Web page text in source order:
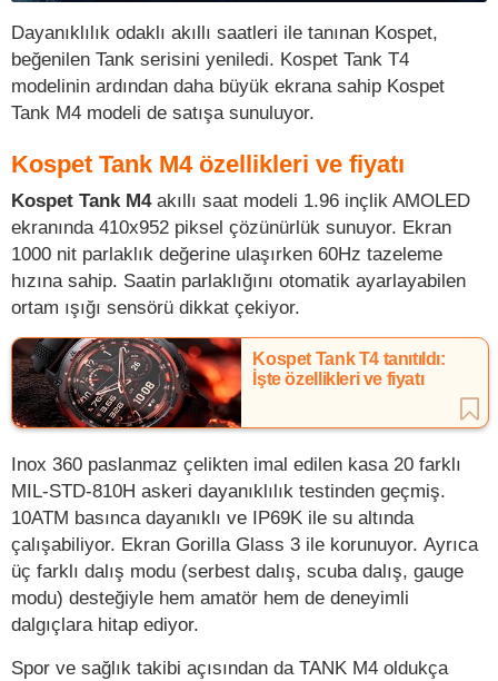
Dayanıklılık odaklı akıllı saatleri ile tanınan Kospet,
beğenilen Tank serisini yeniledi. Kospet Tank T4
modelinin ardından daha büyük ekrana sahip Kospet
Tank M4 modeli de satışa sunuluyor.
Kospet Tank M4 özellikleri ve fiyatı
Kospet Tank M4akıllı saat modeli 1.96 inçlik AMOLED
ekranında 410x952 piksel çözünürlük sunuyor. Ekran
1000 nit parlaklık değerine ulaşırken 60Hz tazeleme
hızına sahip. Saatin parlaklığını otomatik ayarlayabilen
ortam ışığı sensörü dikkat çekiyor.
Kospet Tank T4 tanıtıldı:
İşte özellikleri ve fiyatı
Inox 360 paslanmaz çelikten imal edilen kasa 20 farklı
MIL-STD-810H askeri dayanıklılık testinden geçmiş.
10ATM basınca dayanıklı ve IP69K ile su altında
çalışabiliyor. Ekran Gorilla Glass 3 ile korunuyor. Ayrıca
üç farklı dalış modu (serbest dalış, scuba dalış, gauge
modu) desteğiyle hem amatör hem de deneyimli
dalgıçlara hitap ediyor.
Spor ve sağlık takibi açısından da TANK M4 oldukça